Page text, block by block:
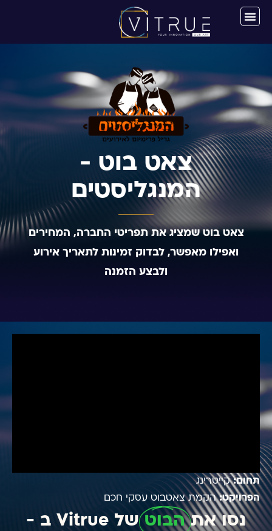
צאט בוט -
המנגליסטים
צאט בוט שמציג את תפריטי החברה, המחירים
ואפילו מאפשר, לבדוק זמינות לתאריך אירוע
ולבצע הזמנה
תחום:קייטרינג
הפרויקט:הקמת צאטבוט עסקי חכם
נסו את הבוט
של Vitrue ב -